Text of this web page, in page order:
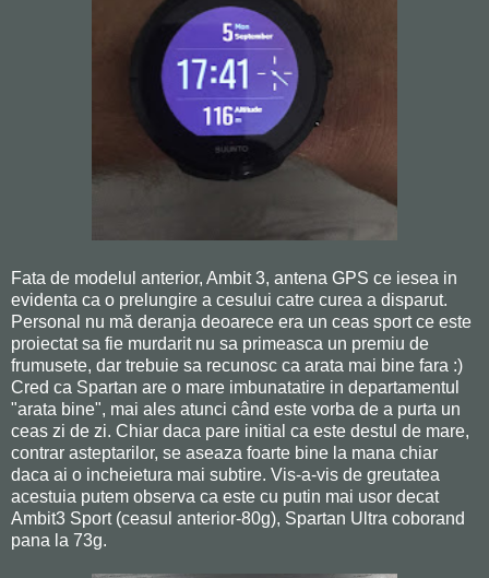
Fata de modelul anterior, Ambit 3, antena GPS ce iesea in
evidenta ca o prelungire a cesului catre curea a disparut.
Personal nu mă deranja deoarece era un ceas sport ce este
proiectat sa fie murdarit nu sa primeasca un premiu de
frumusete, dar trebuie sa recunosc ca arata mai bine fara :)
Cred ca Spartan are o mare imbunatatire in departamentul
"arata bine", mai ales atunci când este vorba de a purta un
ceas zi de zi. Chiar daca pare initial ca este destul de mare,
contrar asteptarilor, se aseaza foarte bine la mana chiar
daca ai o incheietura mai subtire. Vis-a-vis de greutatea
acestuia putem observa ca este cu putin mai usor decat
Ambit3 Sport (ceasul anterior-80g), Spartan Ultra coborand
pana la 73g.